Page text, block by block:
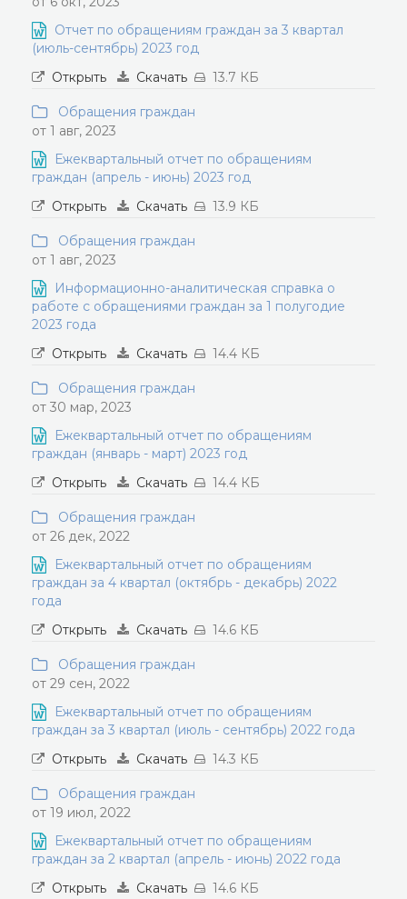
Отчет по обращениям граждан за 3 квартал
(июль-сентябрь) 2023 год
Открыть
Скачать 13.7 КБ
Обращения граждан
от 1 авг, 2023
Ежеквартальный отчет по обращениям
граждан (апрель - июнь) 2023 год
Открыть
Скачать 13.9 КБ
Обращения граждан
от 1 авг, 2023
Информационно-аналитическая справка о
работе с обращениями граждан за 1 полугодие
2023 года
Открыть
Скачать 14.4 КБ
Обращения граждан
от 30 мар, 2023
Ежеквартальный отчет по обращениям
граждан (январь - март) 2023 год
Открыть
Скачать 14.4 КБ
Обращения граждан
от 26 дек, 2022
Ежеквартальный отчет по обращениям
граждан за 4 квартал (октябрь - декабрь) 2022
года
Открыть
Скачать 14.6 КБ
Обращения граждан
от 29 сен, 2022
Ежеквартальный отчет по обращениям
граждан за 3 квартал (июль - сентябрь) 2022 года
Открыть
Скачать 14.3 КБ
Обращения граждан
от 19 июл, 2022
Ежеквартальный отчет по обращениям
граждан за 2 квартал (апрель - июнь) 2022 года
Открыть
Скачать 14.6 КБ